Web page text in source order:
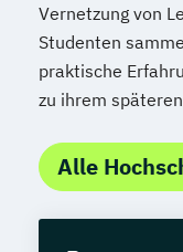
Vernetzung von
Studenten
praktische
zu ihrem
Alle